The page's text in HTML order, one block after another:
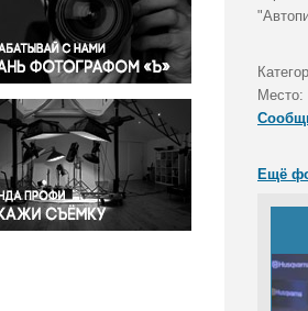
Правосудие
Происшествия и конфликты
Религия
Светская жизнь
Спорт
Экология
Экономика и бизнес
Место:
Ещё